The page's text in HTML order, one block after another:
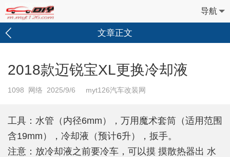
导航
文章正文
2018款迈锐宝XL更换冷却液
1098 网络 2025/9/6 myt126汽车改装网
工具：水管（内径6mm），万用魔术套筒（适用范围
含19mm），冷却液（预计6升），扳手。
注意：放冷却液之前要冷车，可以摸 摸散热器出 水